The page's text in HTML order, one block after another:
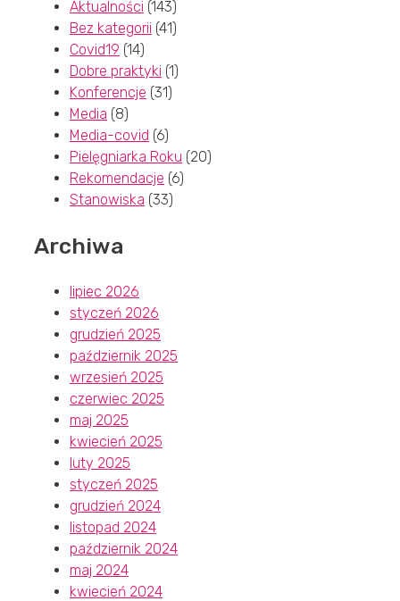
Aktualności (143)
Bez kategorii (41)
Covid19 (14)
Dobre praktyki (1)
Konferencje (31)
Media (8)
Media-covid (6)
Pielęgniarka Roku (20)
Rekomendacje (6)
Stanowiska (33)
Archiwa
lipiec 2026
styczeń 2026
grudzień 2025
październik 2025
wrzesień 2025
czerwiec 2025
maj 2025
kwiecień 2025
luty 2025
styczeń 2025
grudzień 2024
listopad 2024
październik 2024
maj 2024
kwiecień 2024